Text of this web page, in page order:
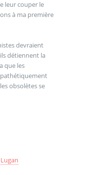
leur couper le
à ma première
devraient
détiennent la
que les
obsolètes se